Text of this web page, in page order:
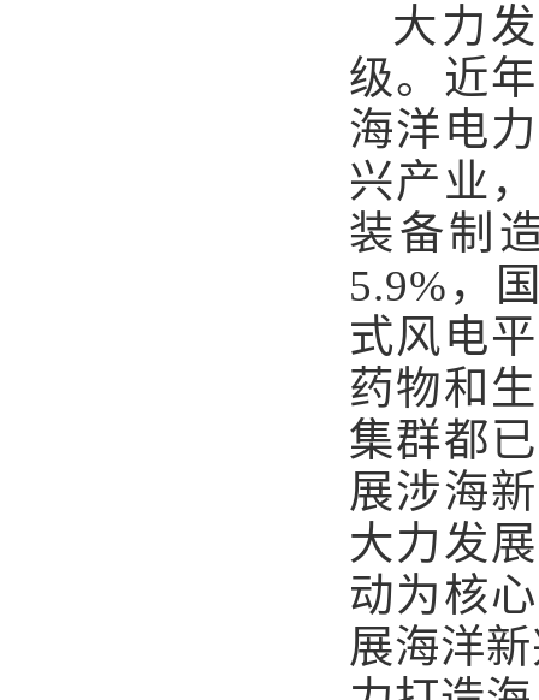
大力
级。近
海洋电
兴产业
装备制
5.9%，
式风电
药物和
集群都
展涉海
大力发
动为核
展海洋